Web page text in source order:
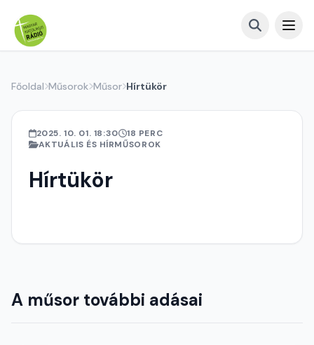
Főoldal Műsorok Műsor Hírtükör
2025. 10. 01. 18:30
18 PERC
AKTUÁLIS ÉS HÍRMŰSOROK
Hírtükör
A műsor további adásai